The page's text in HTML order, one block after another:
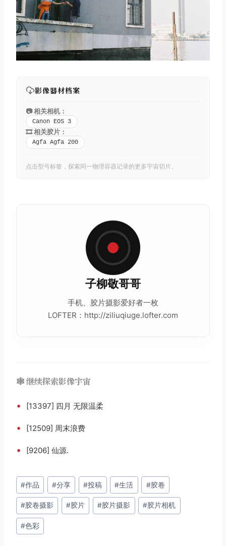
影像器材档案
📷 相关相机：
Canon EOS 3
🎞️ 相关胶片：
Agfa Agfa 200
点击型号标签，探索同一物理容器记录的更多宇宙切片。
子柳敬哥哥
手机、 胶片摄影爱好者一枚
LOFTER：http://ziliuqiuge.lofter.com
🕸️ 继续探索影像宇宙
• [13397] 四月 无限温柔
• [12509] 周末浪费
• [9206] 仙源.
文
章
标
签：
#作品 #分享 #投稿 #生活 #胶卷
#胶卷摄影 #胶片 #胶片摄影 #胶片相机
#色彩